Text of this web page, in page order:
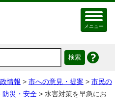
メニュー
情報 > 市への意見・提案 > 市民の
防災・安全 > ⽔害対策を早急にお